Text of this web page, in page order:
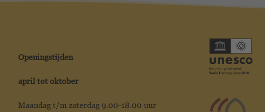
Openingstijden
april tot oktober
Maandag t/m zaterdag 9.00-18.00 uur